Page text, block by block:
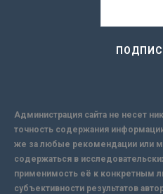
Администрация сайта не несет
точность содержания
же за любые рекомендации или
содержаться в
применимость её к конкретным
субъективности результатов